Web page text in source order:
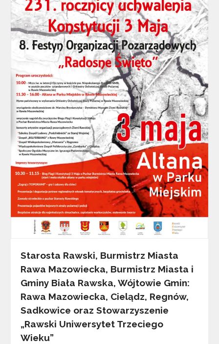
Starosta Rawski, Burmistrz Miasta
Rawa Mazowiecka, Burmistrz Miasta i
Gminy Biała Rawska, Wójtowie Gmin:
Rawa Mazowiecka, Cielądz, Regnów,
Sadkowice oraz Stowarzyszenie
„Rawski Uniwersytet Trzeciego
Wieku”